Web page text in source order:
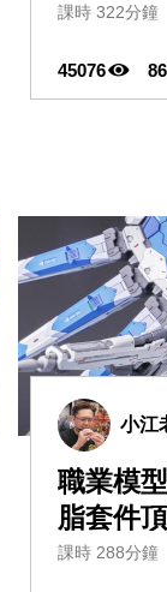
課時 322分鐘
45076 86
小江
職業模
脂套件
課時 288分鐘